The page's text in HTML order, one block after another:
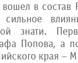
в состав
знати.
Попова, а
края –